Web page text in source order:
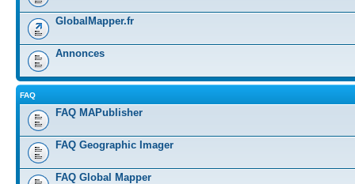
GlobalMapper.fr
Annonces
FAQ
FAQ MAPublisher
FAQ Geographic Imager
FAQ Global Mapper